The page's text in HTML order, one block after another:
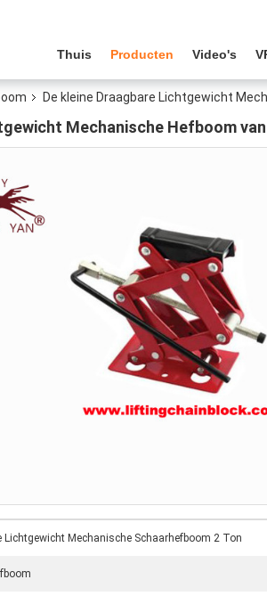
Thuis Producten Video's
De kleine Draagbare Lichtgewicht
Mechanische Hefboom
Lichtgewicht Mechanische Schaarhefboom 2 Ton